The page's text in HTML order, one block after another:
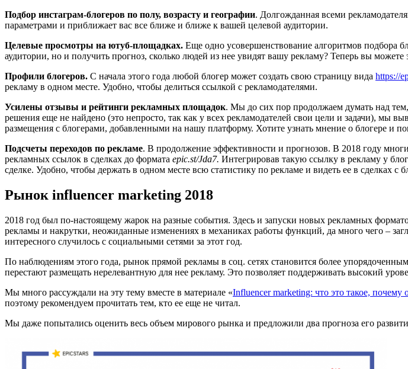
Подбор инстаграм-блогеров по полу, возрасту и географии. Долгожданная всеми
параметрами и приближает вас все ближе и ближе к вашей целевой аудитории.
Целевые просмотры на ютуб-площадках. Еще одно усовершенствование алгоритмов подбора
аудитории, но и получить прогноз, сколько людей из нее увидят вашу рекламу? Теперь вы можете
Профили блогеров. С начала этого года любой блогер может создать свою страницу вида https://
рекламу в одном месте. Удобно, чтобы делиться ссылкой с рекламодателями.
Усилены отзывы и рейтинги рекламных площадок. Мы до сих пор продолжаем думать над
решения еще не найдено (это непросто, так как у всех рекламодателей свои цели и задачи), мы
размещения с блогерами, добавленными на нашу платформу. Хотите узнать мнение о блогере и
Подсчеты переходов по рекламе. В продолжение эффективности и прогнозов. В 2018 году
рекламных ссылок в сделках до формата epic.st/Jda7. Интегрировав такую ссылку в рекламу у
сделке. Удобно, чтобы держать в одном месте всю статистику по рекламе и видеть ее в сделках с
Рынок influencer marketing 2018
2018 год был по-настоящему жарок на разные события. Здесь и запуски новых рекламных
рекламы и накрутки, неожиданные изменениях в механиках работы функций, да много чего –
интересного случилось с социальными сетями за этот год.
По наблюдениям этого года, рынок прямой рекламы в соц. сетях становится более
перестают размещать нерелевантную для нее рекламу. Это позволяет поддерживать высокий
Мы много рассуждали на эту тему вместе в материале «Influencer marketing: что это такое,
поэтому рекомендуем прочитать тем, кто ее еще не читал.
Мы даже попытались оценить весь объем мирового рынка и предложили два прогноза его